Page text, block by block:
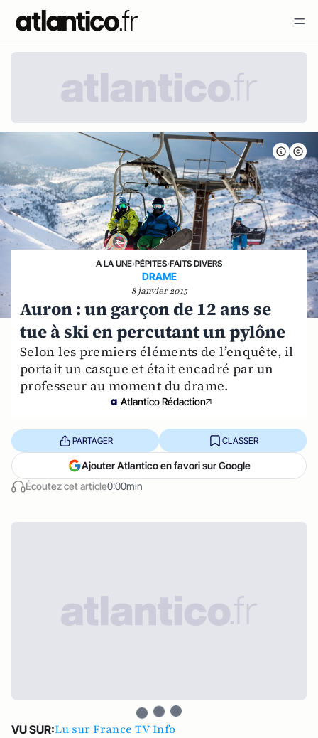
A LA UNE›PÉPITES›FAITS DIVERS
DRAME
8 janvier 2015
Auron : un garçon de 12 ans se
tue à ski en percutant un pylône
Selon les premiers éléments de l’enquête, il
portait un casque et était encadré par un
professeur au moment du drame.
Atlantico Rédaction
Écoutez cet article0:00min
PARTAGER CLASSER
Ajouter Atlantico en favori sur Google
VU SUR:Lu sur France TV Info